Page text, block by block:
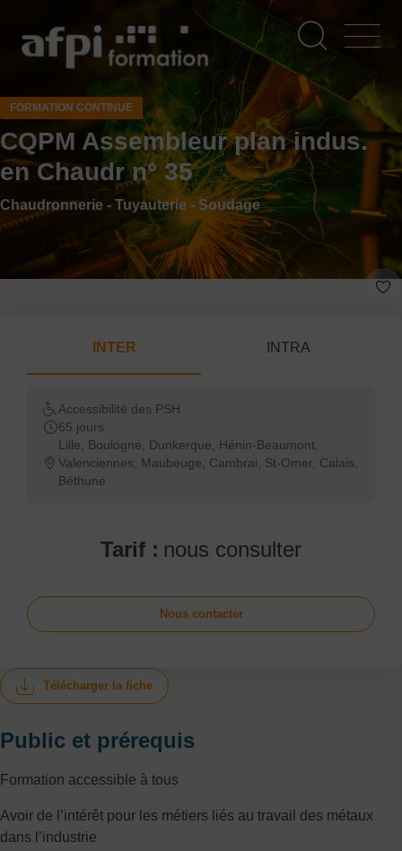
contenu
FORMATION CONTINUE
CQPM Assembleur plan indus.
en Chaudr n° 35
Chaudronnerie - Tuyauterie - Soudage
Télécharger la fiche
Public et prérequis
Formation accessible à tous
Avoir de l’intérêt pour les métiers liés au travail des métaux
dans l’industrie
INTER INTRA
Accessibilité des PSH
65 jours
Lille, Boulogne, Dunkerque, Hénin-Beaumont,
Valenciennes, Maubeuge, Cambrai, St-Omer, Calais,
Béthune
Tarif : nous consulter
Nous contacter